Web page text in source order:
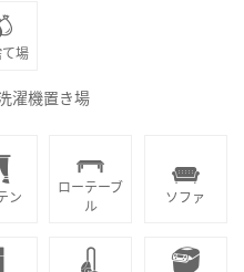
場
濯機置き場
ン
ローテーブ
ル
ソファ